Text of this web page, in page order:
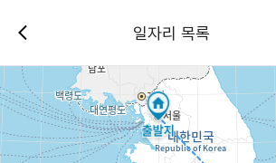
일자리 목록